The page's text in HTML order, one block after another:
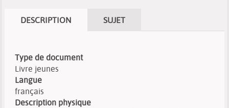
DESCRIPTION SUJET
Type de document
Livre jeunes
Langue
français
Description physique